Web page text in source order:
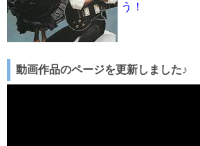
う！
動画作品のページを更新しました♪